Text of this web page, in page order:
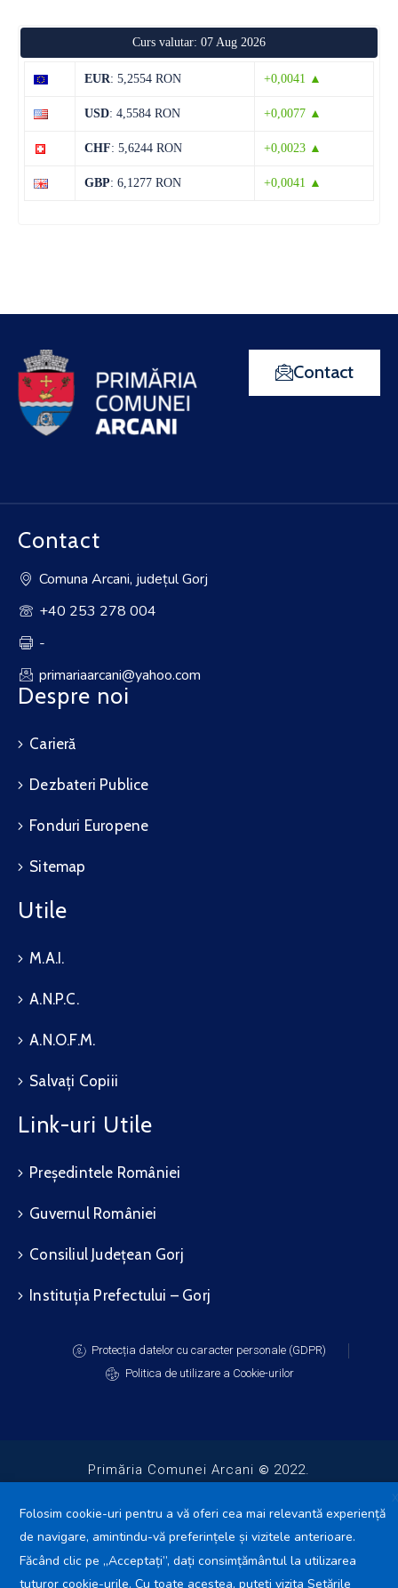
Curs valutar: 07 Aug 2026
EUR: 5,2554 RON +0,0041 ▲
USD: 4,5584 RON +0,0077 ▲
CHF: 5,6244 RON +0,0023 ▲
GBP: 6,1277 RON +0,0041 ▲
Contact
Contact
Comuna Arcani, județul Gorj
+40 253 278 004
-
primariaarcani@yahoo.com
Despre noi
Carieră
Dezbateri Publice
Fonduri Europene
Sitemap
Utile
M.A.I.
A.N.P.C.
A.N.O.F.M.
Salvați Copiii
Link-uri Utile
Președintele României
Guvernul României
Consiliul Județean Gorj
Instituția Prefectului – Gorj
Protecția datelor cu caracter personale (GDPR)
Politica de utilizare a Cookie-urilor
Primăria Comunei Arcani
2022.
X
Folosim cookie-uri pentru a vă oferi cea mai relevantă experiență
de navigare, amintindu-vă preferințele și vizitele anterioare.
Făcând clic pe „Acceptați”, dați consimțământul la utilizarea
tuturor cookie-urile. Cu toate acestea, puteți vizita Setările